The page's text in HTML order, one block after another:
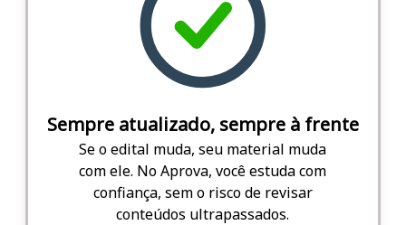
Sempre atualizado, sempre à frente
Se o edital muda, seu material muda
com ele. No Aprova, você estuda com
confiança, sem o risco de revisar
conteúdos ultrapassados.